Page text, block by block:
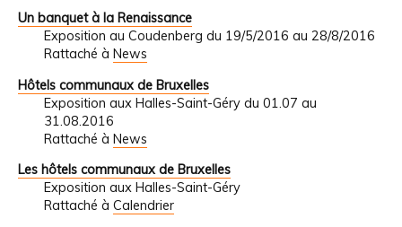
Un banquet à la Renaissance
Exposition au Coudenberg du 19/5/2016 au 28/8/2016
Rattaché à News
Hôtels communaux de Bruxelles
Exposition aux Halles-Saint-Géry du 01.07 au
31.08.2016
Rattaché à News
Les hôtels communaux de Bruxelles
Exposition aux Halles-Saint-Géry
Rattaché à Calendrier